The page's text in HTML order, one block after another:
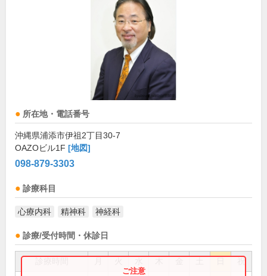
所在地・電話番号
沖縄県浦添市伊祖2丁目30-7
OAZOビル1F [地図]
098-879-3303
診療科目
心療内科 精神科 神経科
診療/受付時間・休診日
祝